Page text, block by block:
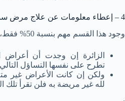
4 – إعطاء معلومات عن علاج مرض سرطان الرحم (حسب السياق)
وجود هذا القسم مهم بنسبة 50% فقط، لأن:
الزائرة إن وجدت أن
تطرح على نفسها التساؤل
ولكن إن كانت الأعراض غير
لله غير مريضة به فلن تقرأ تلك